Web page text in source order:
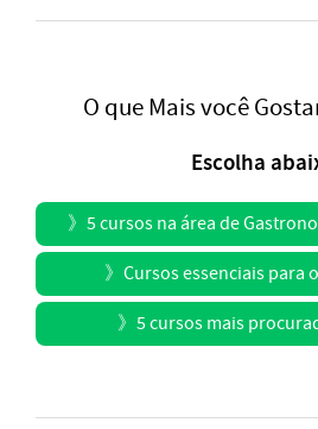
O que Mais você
Escolha
》 5 cursos na área de
》 Cursos essenciais para
》 5 cursos mais